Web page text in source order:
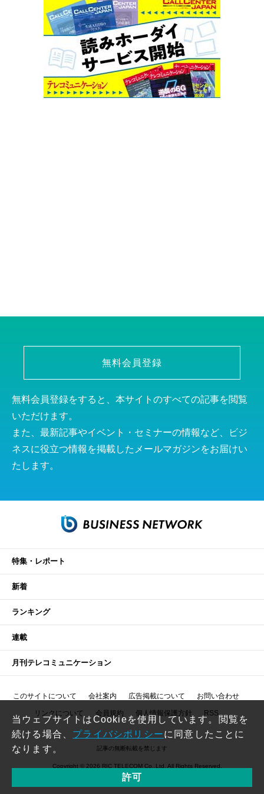
無料会員登録
無料会員登録をすると、本サイトのすべての記事を閲覧
いただけます。
また、最新記事やイベント・セミナーの情報など、ビジ
ネスに役立つ情報を掲載したメールマガジンをお届けい
たします。
特集・レポート
新着
ランキング
連載
月刊テレコミュニケーション
このサイトについて 会社案内 広告掲載について お問い合わせ
リンクについて 会員規約 個人情報保護方針 RSS
記事の無断転載を禁じます
Copyright © 2026 RIC TELECOM Co.,Ltd. All Rights Reserved.
当ウェブサイトはCookieを使用しています。閲覧を
続ける場合、 プライバシポリシーに同意したことに
なります。
許可